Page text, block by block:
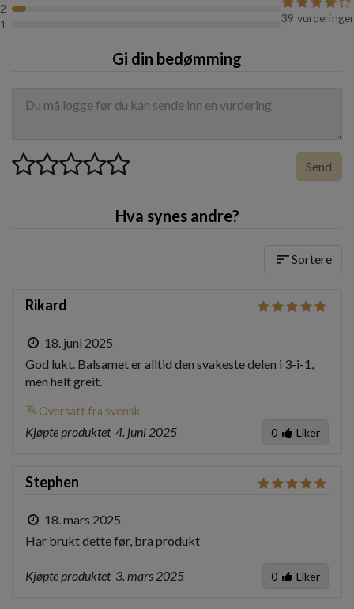
2
1
39 vurderinger
Gi din bedømming
Send
Hva synes andre?
sortSortere
Rikard
18. juni 2025
God lukt. Balsamet er alltid den svakeste delen i 3-i-1,
men helt greit.
translate Oversatt fra svensk
Kjøpte produktet 4. juni 2025 0 Liker
Stephen
18. mars 2025
Har brukt dette før, bra produkt
Kjøpte produktet 3. mars 2025 0 Liker